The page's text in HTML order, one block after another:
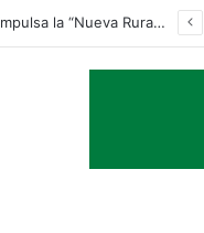
Indert impulsa la “Nueva Ruralidad” para garantizar la titulación de tierras a familias campesinas.